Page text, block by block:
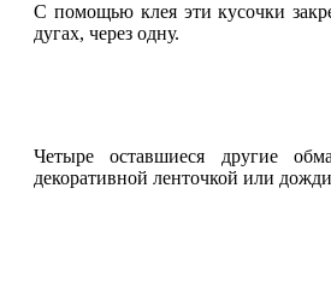
С помощью клея эти кусочки
дугах, через одну.
Четыре оставшиеся другие
декоративной ленточкой или